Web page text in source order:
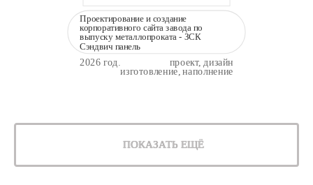
Проектирование и создание
корпоративного сайта завода по
выпуску металлопроката - ЗСК
Сэндвич панель
2026 год.
проект, дизайн
изготовление, наполнение
ПОКАЗАТЬ ЕЩЁ